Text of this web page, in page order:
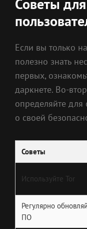
Если вы только
полезно знать
первых,
даркнете. Во-
определяйте для
о своей
Советы
Используйте Tor
Регулярно
ПО